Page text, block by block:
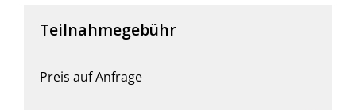
Teilnahmegebühr
Preis auf Anfrage